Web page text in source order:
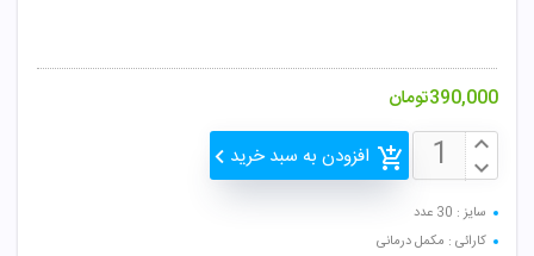
390,000تومان
افزودن به سبد خرید
سایز : 30 عدد
کارائی : مکمل درمانی